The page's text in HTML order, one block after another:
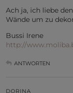
Ach ja, ich liebe
Wände um zu
Bussi Irene
http://
ANTWORTEN
DORINA